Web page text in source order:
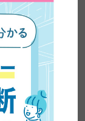
す。
るものをデザイ